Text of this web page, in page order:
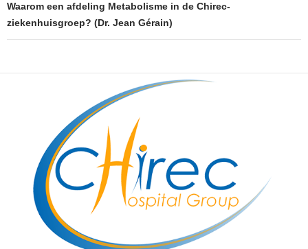
Waarom een afdeling Metabolisme in de Chirec-
ziekenhuisgroep? (Dr. Jean Gérain)